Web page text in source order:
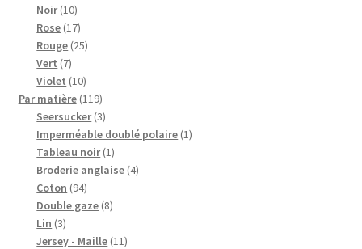
Panier
Plan du site
Possibilité de retrait gratuit
Track your order
#6710 (pas de titre)
Blog
Noir 1010
produits
Rose 1717
produits
Rouge 2525
Vert 77
produits
Violet 1010
produits
Par matière 119119
produits
Seersucker 33
produits
Imperméable doublé polaire 11
Tableau noir 11
produit
Broderie anglaise 44
Coton 9494
produits
Double gaze 88
Lin 33
produits
Jersey - Maille 1111